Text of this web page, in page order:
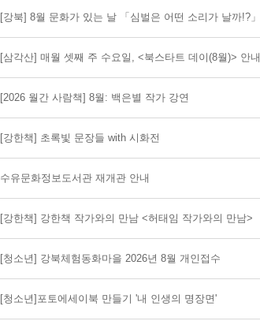
[강북] 8월 문화가 있는 날 「심벌은 어떤 소리가 날까!?」
[삼각산] 매월 셋째 주 수요일, <북스타트 데이(8월)> 안내
[2026 월간 사람책] 8월: 백은별 작가 강연
[강한책] 초록빛 문장들 with 시화전
수유문화정보도서관 재개관 안내
[강한책] 강한책 작가와의 만남 <허태임 작가와의 만남>
[청소년] 강북체험동화마을 2026년 8월 개인접수
[청소년]포토에세이북 만들기 '내 인생의 명장면'